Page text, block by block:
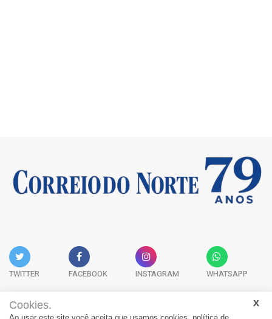
TWITTER FACEBOOK INSTAGRAM WHATSAPP
Cookies.